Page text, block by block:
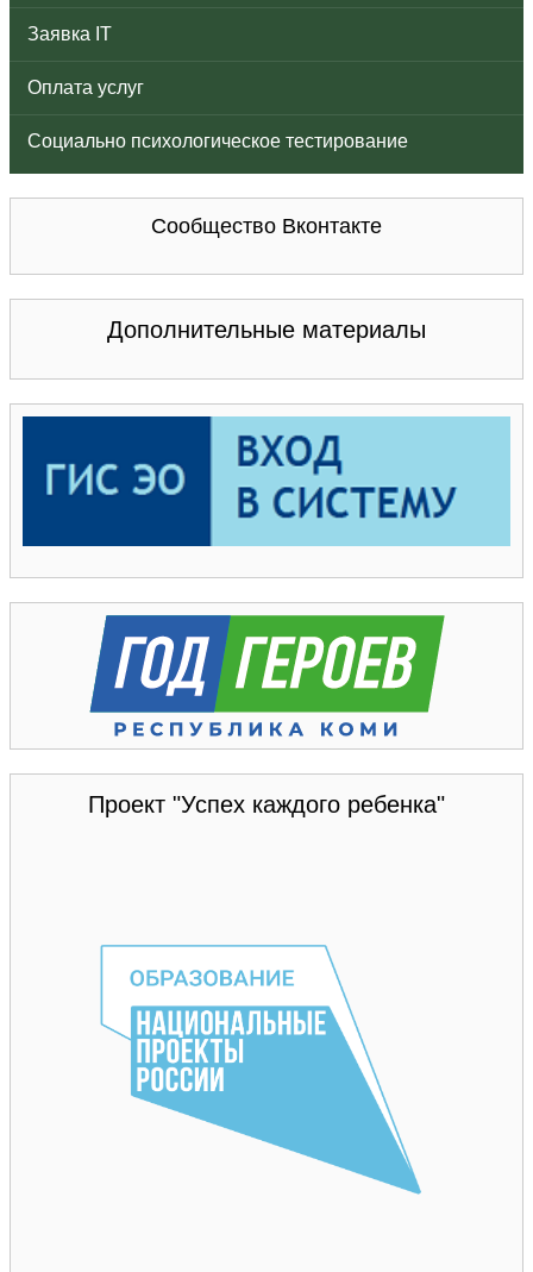
Заявка IT
Оплата услуг
Социально психологическое тестирование
Сообщество Вконтакте
Дополнительные материалы
Проект "Успех каждого ребенка"